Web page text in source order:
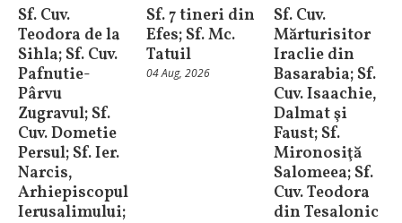
Sf. Cuv.
Teodora de la
Sihla; Sf. Cuv.
Pafnutie-
Pârvu
Zugravul; Sf.
Cuv. Dometie
Persul; Sf. Ier.
Narcis,
Arhiepiscopul
Ierusalimului;
Sf. 7 tineri din
Efes; Sf. Mc.
Tatuil
04 Aug, 2026
Sf. Cuv.
Mărturisitor
Iraclie din
Basarabia; Sf.
Cuv. Isaachie,
Dalmat şi
Faust; Sf.
Mironosiţă
Salomeea; Sf.
Cuv. Teodora
din Tesalonic